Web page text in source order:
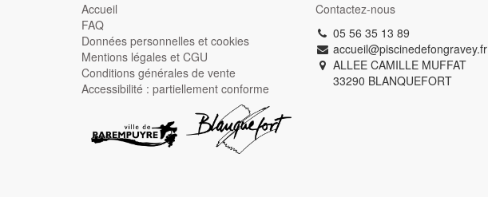
Accueil
FAQ
Données personnelles et cookies
Mentions légales et CGU
Conditions générales de vente
Accessibilité : partiellement conforme
Contactez-nous
05 56 35 13 89
accueil@piscinedefongravey.fr
ALLEE CAMILLE MUFFAT
33290 BLANQUEFORT